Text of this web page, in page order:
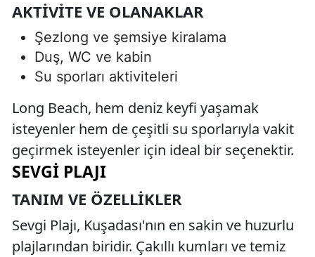
AKTIVITE VE OLANAKLAR
Şezlong ve şemsiye kiralama
Duş, WC ve kabin
Su sporları aktiviteleri
Long Beach, hem deniz keyfi yaşamak
isteyenler hem de çeşitli su sporlarıyla vakit
geçirmek isteyenler için ideal bir seçenektir.
SEVGI PLAJI
TANIM VE ÖZELLIKLER
Sevgi Plajı, Kuşadası'nın en sakin ve huzurlu
plajlarından biridir. Çakıllı kumları ve temiz